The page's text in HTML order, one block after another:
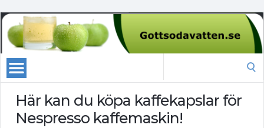
Här kan du köpa kaffekapslar för
Nespresso kaffemaskin!